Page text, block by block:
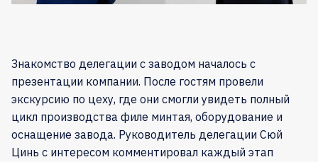
Знакомство делегации с заводом началось с
презентации компании. После гостям провели
экскурсию по цеху, где они смогли увидеть полный
цикл производства филе минтая, оборудование и
оснащение завода. Руководитель делегации Сюй
Цинь с интересом комментировал каждый этап